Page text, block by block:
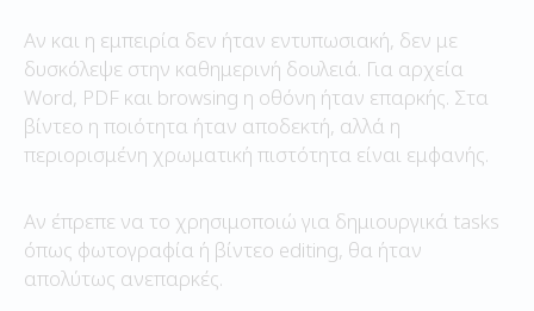
Αν και η εμπειρία δεν ήταν εντυπωσιακή, δεν με
δυσκόλεψε στην καθημερινή δουλειά. Για αρχεία
Word, PDF και browsing η οθόνη ήταν επαρκής. Στα
βίντεο η ποιότητα ήταν αποδεκτή, αλλά η
περιορισμένη χρωματική πιστότητα είναι εμφανής.
Αν έπρεπε να το χρησιμοποιώ για δημιουργικά tasks
όπως φωτογραφία ή βίντεο editing, θα ήταν
απολύτως ανεπαρκές.